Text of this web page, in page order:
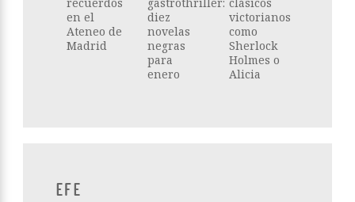
en el
Ateneo de
Madrid
diez
novelas
negras
para
enero
victorianos
como
Sherlock
Holmes o
Alicia
EFE